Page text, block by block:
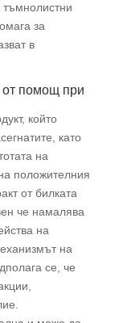
за
в
от помощ при
който
като
на
положителния
от билката
че намалява
на
на
се, че